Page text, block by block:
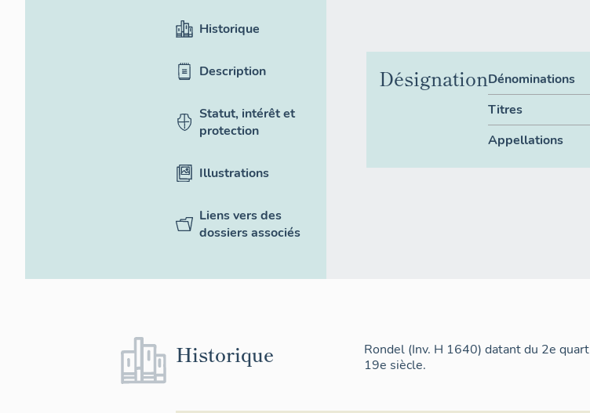
Historique
Description
Statut, intérêt et
protection
Illustrations
Liens vers des
dossiers associés
DésignationDénominations
Titres
Appellations
Historique
Rondel (Inv. H 1640) datant du 2e
19e siècle.